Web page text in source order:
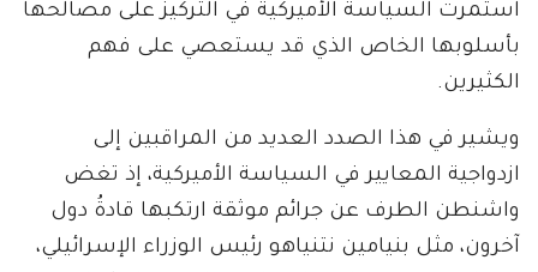
استمرت السياسة الأميركية في التركيز على مصالحها
بأسلوبها الخاص الذي قد يستعصي على فهم
الكثيرين.
ويشير في هذا الصدد العديد من المراقبين إلى
ازدواجية المعايير في السياسة الأميركية، إذ تغض
واشنطن الطرف عن جرائم موثقة ارتكبها قادةُ دول
آخرون، مثل بنيامين نتنياهو رئيس الوزراء الإسرائيلي،